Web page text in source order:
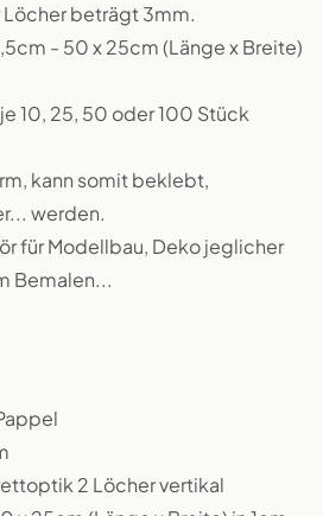
Löcher beträgt 3mm.
- 50 x 25cm (Länge x Breite)
10, 25, 50 oder 100 Stück
kann somit beklebt,
werden.
für Modellbau, Deko jeglicher
Bemalen...
2 Löcher vertikal